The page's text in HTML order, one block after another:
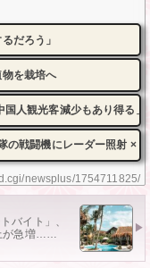
newsplus/1754711825/
だろう」
を栽培へ
国人観光客減少もあり得る
の戦闘機にレーダー照射 ×
バイト」、
が急増……